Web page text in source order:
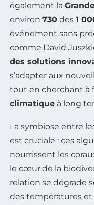
également la
environ 730 des 1
événement sans
comme David
des solutions
s’adapter aux
tout en cherchant à
climatique à long
La symbiose entre
est cruciale : ces
nourrissent les
le cœur de la
relation se dégrade
des températures et